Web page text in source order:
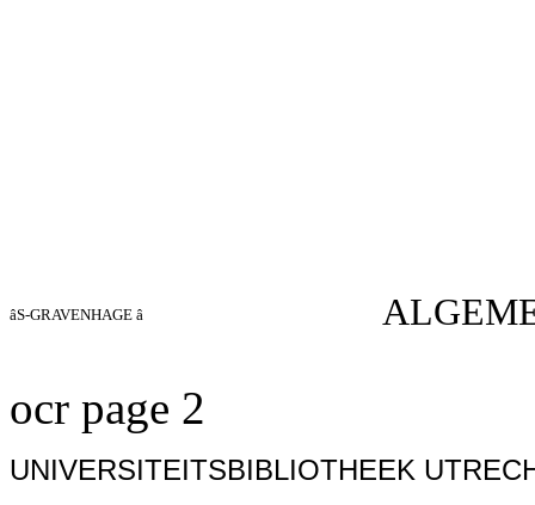
âS-GRAVENHAGE â
ocr page 2
UNIVERSITEITSBIBLIOTHEEK